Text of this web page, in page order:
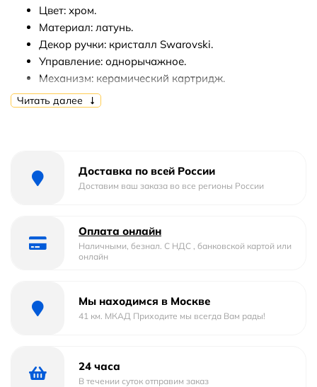
Цвет: хром.
Материал: латунь.
Декор ручки: кристалл Swarovski.
Управление: однорычажное.
Механизм: керамический картридж.
Количество монтажных отверстий: 1.
Стандарт подводки: 1/2.
Смеситель (внешняя и внутренняя части).
Читать далее
Доставка по всей России
Доставим ваш заказа во все регионы России
Оплата онлайн
Наличными, безнал. С НДС , банковской картой или
онлайн
Мы находимся в Москве
41 км. МКАД Приходите мы всегда Вам рады!
24 часа
В течении суток отправим заказ